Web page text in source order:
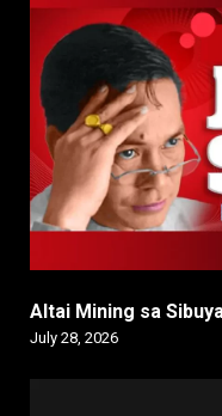
Altai Mining sa
July 28, 2026